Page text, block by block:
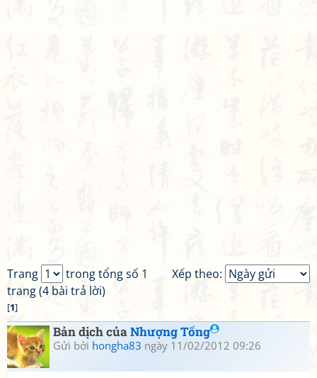
Xếp theo:
Trang
trong tổng số 1
trang (4 bài trả lời)
[1]
Bản dịch củaNhượng Tống
Gửi bởi hongha83 ngày 11/02/2012 09:26